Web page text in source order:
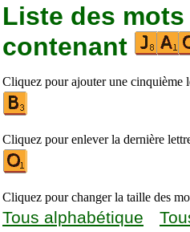
Liste des
contenant
Cliquez pour ajouter une cinquième
Cliquez pour enlever la dernière
Cliquez pour changer la taille des
Tous alphabétique